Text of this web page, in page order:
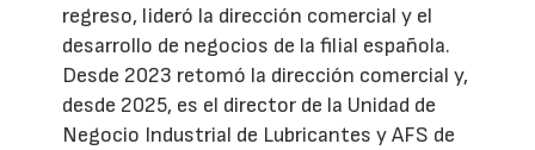
regreso, lideró la dirección comercial y el
desarrollo de negocios de la filial española.
Desde 2023 retomó la dirección comercial y,
desde 2025, es el director de la Unidad de
Negocio Industrial de Lubricantes y AFS de